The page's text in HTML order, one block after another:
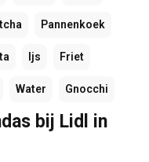
Pannenkoek
Ijs Friet
Water Gnocchi
bij Lidl in